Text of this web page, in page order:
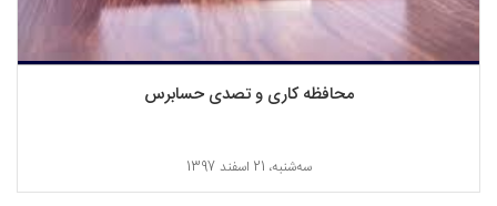
محافظه کاری و تصدی حسابرس
ﺳﻪشنبه، 21 اسفند 1397